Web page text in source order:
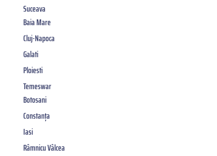
Suceava
Baia Mare
Cluj-Napoca
Galati
Ploiesti
Temeswar
Botosani
Constanța
Iasi
Râmnicu Vâlcea